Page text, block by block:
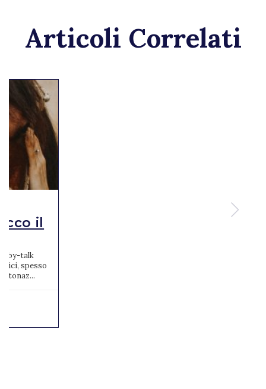
Articoli Correlati
il
talk
spesso